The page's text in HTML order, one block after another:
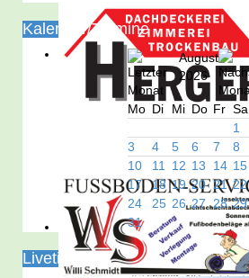
Kalender/Termine
August
2026
Mo Di Mi Do Fr Sa
1
3
4 5 6 7 8
10
11 12 13 14 15
17
18 19 20 21 22
24
25 26 27 28 29
31
Liveticker